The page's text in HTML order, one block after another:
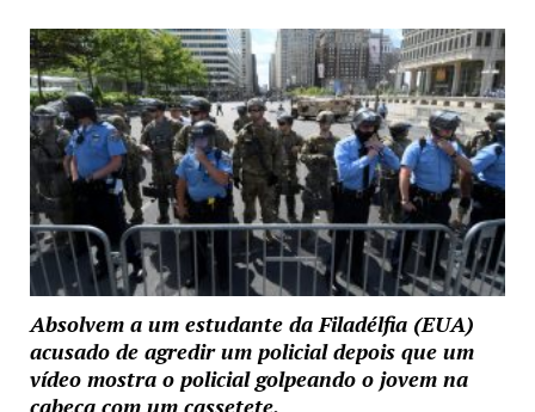
Absolvem a um estudante da Filadélfia (EUA)
acusado de agredir um policial depois que um
vídeo mostra o policial golpeando o jovem na
cabeça com um cassetete.